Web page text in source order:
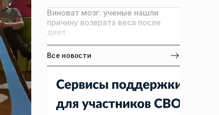
Виноват мозг: ученые нашли
причину возврата веса после
диет
Все новости